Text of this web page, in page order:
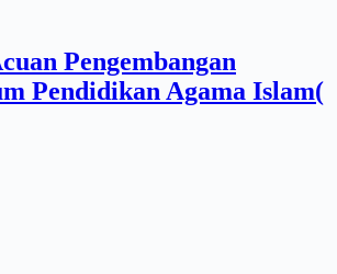
Pengembangan
Pendidikan Agama Islam(